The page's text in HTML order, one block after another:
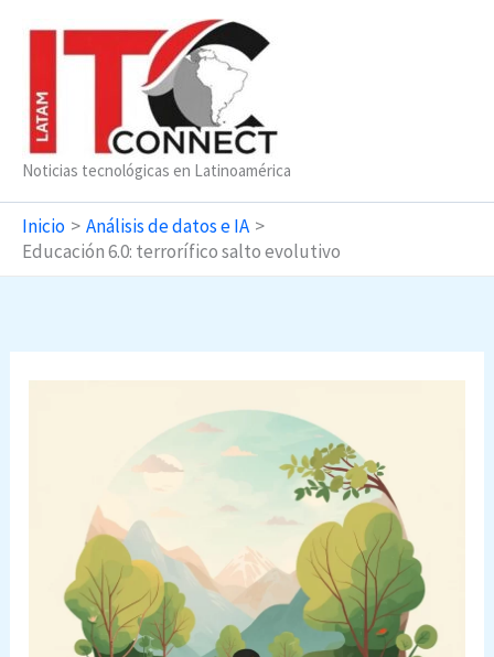
Noticias tecnológicas en Latinoamérica
Inicio
Análisis de datos e IA
Educación 6.0: terrorífico salto evolutivo